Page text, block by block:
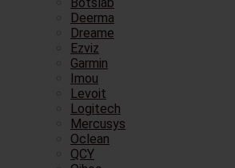
Deerma
Dreame
Ezviz
Garmin
Imou
Levoit
Logitech
Mercusys
Oclean
QCY